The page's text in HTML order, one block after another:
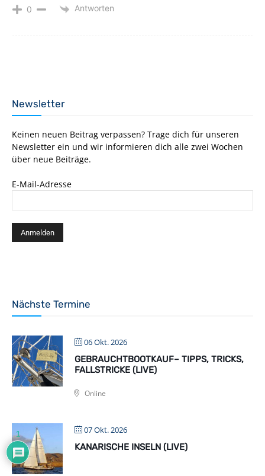
0 Antworten
Newsletter
Keinen neuen Beitrag verpassen? Trage dich für unseren
Newsletter ein und wir informieren dich alle zwei Wochen
über neue Beiträge.
E-Mail-Adresse
Nächste Termine
06 Okt. 2026
GEBRAUCHTBOOTKAUF– TIPPS, TRICKS,
FALLSTRICKE (LIVE)
Online
07 Okt. 2026
KANARISCHE INSELN (LIVE)
1